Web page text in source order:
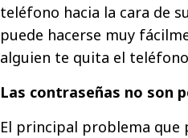
teléfono hacia la cara de
puede hacerse muy
alguien te quita el
Las contraseñas no son
El principal problema que